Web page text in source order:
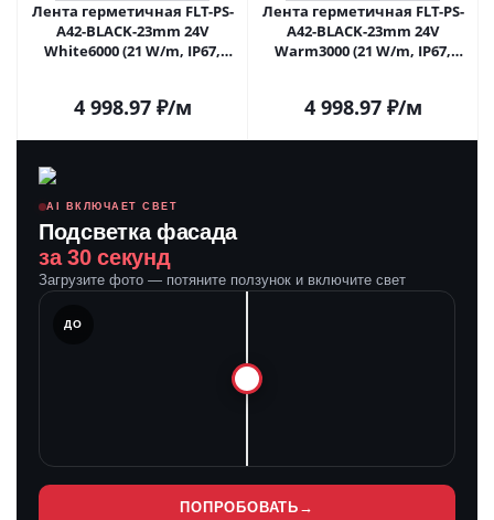
Лента герметичная FLT-PS-
A42-BLACK-23mm 24V
White6000 (21 W/m, IP67,
4 998.97₽/м
Лента герметичная FLT-PS-
A42-BLACK-23mm 24V
Warm3000 (21 W/m, IP67,
4 998.97₽/м
AI ВКЛЮЧАЕТ СВЕТ
Подсветка фасада
за 30 секунд
Загрузите фото — потяните ползунок и включите свет
ДО
ПОПРОБОВАТЬ →